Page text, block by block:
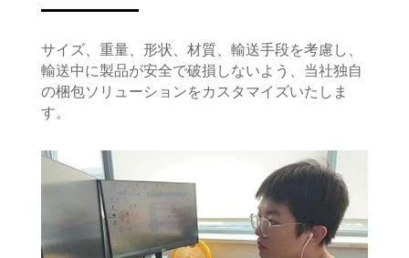
サイズ、重量、形状、材質、輸送手段を考慮し、
輸送中に製品が安全で破損しないよう、当社独自
の梱包ソリューションをカスタマイズいたしま
す。